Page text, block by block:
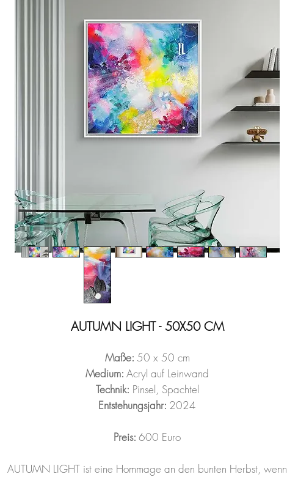
AUTUMN LIGHT - 50X50 CM
Maße: 50 x 50 cm
Medium: Acryl auf Leinwand
Technik: Pinsel, Spachtel
Entstehungsjahr: 2024
Preis: 600 Euro
AUTUMN LIGHT ist eine Hommage an den bunten Herbst, wenn